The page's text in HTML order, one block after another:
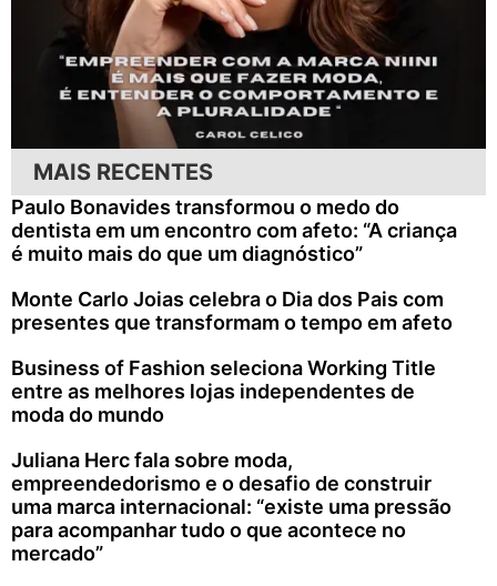
MAIS RECENTES
Paulo Bonavides transformou o medo do
dentista em um encontro com afeto: “A criança
é muito mais do que um diagnóstico”
Monte Carlo Joias celebra o Dia dos Pais com
presentes que transformam o tempo em afeto
Business of Fashion seleciona Working Title
entre as melhores lojas independentes de
moda do mundo
Juliana Herc fala sobre moda,
empreendedorismo e o desafio de construir
uma marca internacional: “existe uma pressão
para acompanhar tudo o que acontece no
mercado”